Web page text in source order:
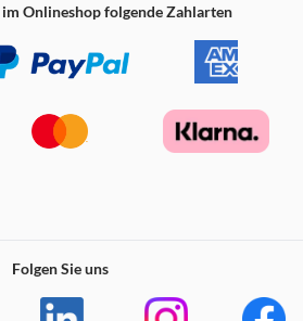
Onlineshop folgende Zahlarten
Folgen Sie uns